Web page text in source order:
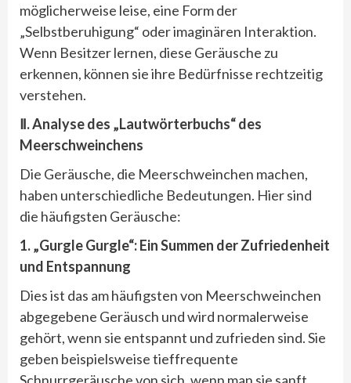
möglicherweise leise, eine Form der
„Selbstberuhigung“ oder imaginären Interaktion.
Wenn Besitzer lernen, diese Geräusche zu
erkennen, können sie ihre Bedürfnisse rechtzeitig
verstehen.
Ⅱ. Analyse des „Lautwörterbuchs“ des
Meerschweinchens
Die Geräusche, die Meerschweinchen machen,
haben unterschiedliche Bedeutungen. Hier sind
die häufigsten Geräusche:
1.„Gurgle Gurgle“: Ein Summen der Zufriedenheit
und Entspannung
Dies ist das am häufigsten von Meerschweinchen
abgegebene Geräusch und wird normalerweise
gehört, wenn sie entspannt und zufrieden sind. Sie
geben beispielsweise tieffrequente